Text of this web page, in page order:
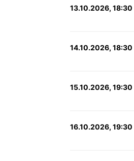
13.10.2026, 18:30
14.10.2026, 18:30
15.10.2026, 19:30
16.10.2026, 19:30